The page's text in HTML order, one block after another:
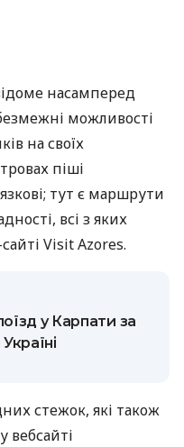
насамперед
можливості
на своїх
піші
тут є маршрути
всі з яких
Visit Azores.
у Карпати за
стежок, які також
вебсайті